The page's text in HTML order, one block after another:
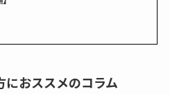
におススメのコラム